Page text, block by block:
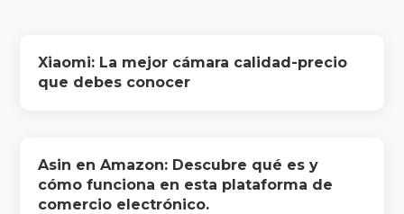
Xiaomi: La mejor cámara calidad-precio
que debes conocer
Asin en Amazon: Descubre qué es y
cómo funciona en esta plataforma de
comercio electrónico.